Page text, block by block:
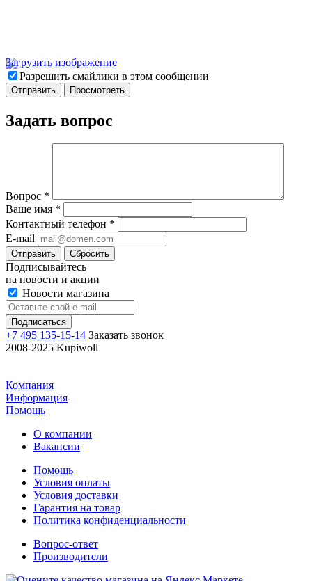
Загрузить изображение
Разрешить смайлики в этом сообщении
Задать вопрос
Вопрос *
Ваше имя *
Контактный телефон *
E-mail
Отправить Сбросить
Подписывайтесь
на новости и акции
Новости магазина
+7 495 135-15-14 Заказать звонок
2008-2025 Kupiwoll
Компания
Информация
Помощь
О компании
Вакансии
Помощь
Условия оплаты
Условия доставки
Гарантия на товар
Политика конфиденциальности
Вопрос-ответ
Производители